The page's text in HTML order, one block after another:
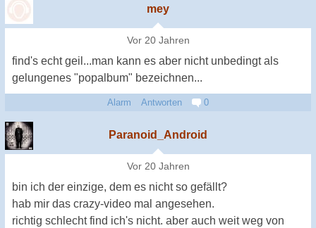
mey
Vor 20 Jahren
find's echt geil...man kann es aber nicht unbedingt als
gelungenes "popalbum" bezeichnen...
Alarm Antworten 0
Paranoid_Android
Vor 20 Jahren
bin ich der einzige, dem es nicht so gefällt?
hab mir das crazy-video mal angesehen.
richtig schlecht find ich's nicht. aber auch weit weg von